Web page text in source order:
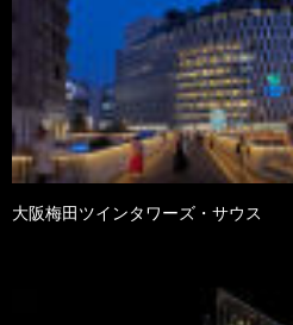
大阪梅田ツインタワーズ・サウス